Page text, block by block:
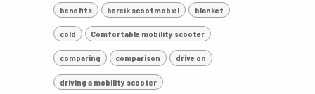
benefits bereik scootmobiel blanket
cold Comfortable mobility scooter
comparing comparison drive on
driving a mobility scooter